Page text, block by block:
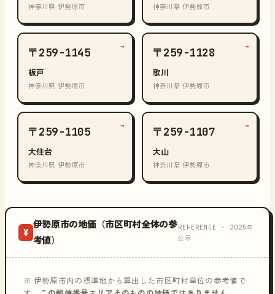
神奈川県 伊勢原市 神奈川県 伊勢原市
〒259-1145
板戸
神奈川県 伊勢原市
→ 〒259-1128
歌川
神奈川県 伊勢原市
→
〒259-1105
大住台
神奈川県 伊勢原市
→ 〒259-1107
大山
神奈川県 伊勢原市
→
¥
伊勢原市の地価（市区町村全体の参
考値）
REFERENCE · 2025年
公示
※ 伊勢原市内の標準地から算出した市区町村単位の参考値で